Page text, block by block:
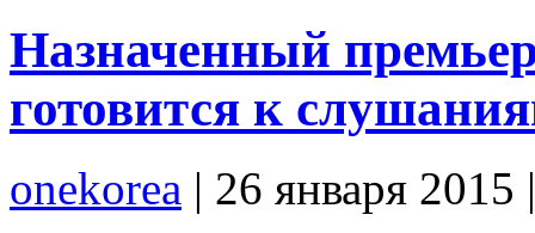
Назначенный
готовится к
onekorea | 26 января 2015